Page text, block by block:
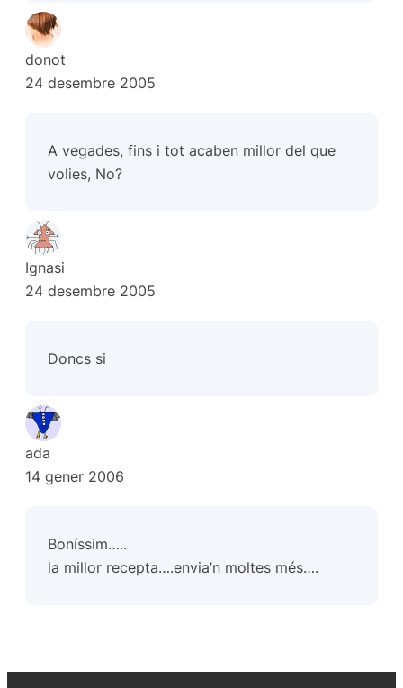
donot
24 desembre 2005
A vegades, fins i tot acaben millor del que
volies, No?
Ignasi
24 desembre 2005
Doncs si
ada
14 gener 2006
Boníssim…..
la millor recepta….envia’n moltes més….